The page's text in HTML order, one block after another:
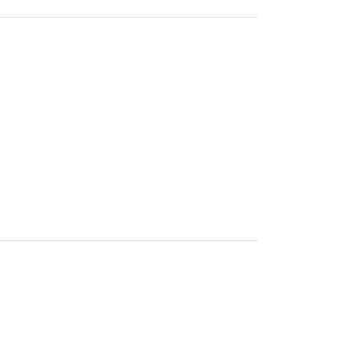
les mercredis après-midi de 14h à 16h
ou en visio sur demande à
rampe d'accès, place personne handicapée
est à disposition Gare, métro, bus, station